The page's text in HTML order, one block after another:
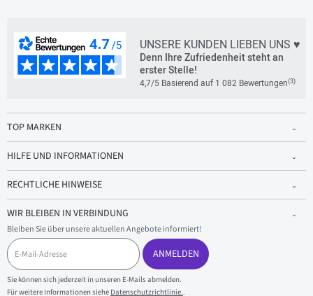
UNSERE KUNDEN LIEBEN UNS ♥
Denn Ihre Zufriedenheit steht an
erster Stelle!
4,7/5 Basierend auf 1 082 Bewertungen(3)
TOP MARKEN
HILFE UND INFORMATIONEN
RECHTLICHE HINWEISE
WIR BLEIBEN IN VERBINDUNG
Bleiben Sie über unsere aktuellen Angebote informiert!
E
-
M
a
i
ANMELDEN
Sie können sich jederzeit in unseren E-Mails abmelden.
Für weitere Informationen siehe Datenschutzrichtlinie..